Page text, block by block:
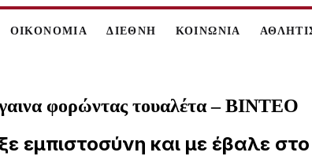
ΟΙΚΟΝΟΜΙΑ ΔΙΕΘΝΗ ΚΟΙΝΩΝΙΑ
φορώντας τουαλέτα – ΒΙΝΤΕΟ
εμπιστοσύνη και με έβαλε